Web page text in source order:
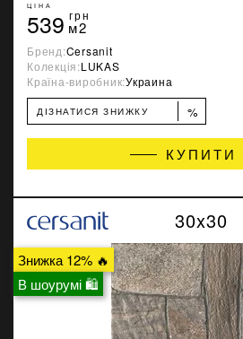
ЦІНА
539 грн
м2
Бренд:Cersanit
Колекція:LUKAS
Країна-виробник:Украина
ДІЗНАТИСЯ ЗНИЖКУ %
КУПИТИ
Знижка 12% 🔥
В шоурумі 🛍
30x30